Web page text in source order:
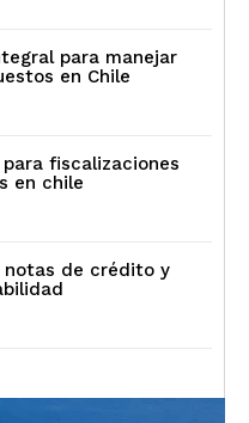
para manejar
en Chile
fiscalizaciones
en chile
notas de crédito y